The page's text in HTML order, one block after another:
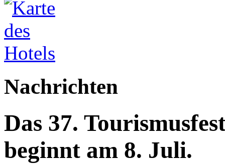
Nachrichten
Das 37.
beginnt am 8. Juli.